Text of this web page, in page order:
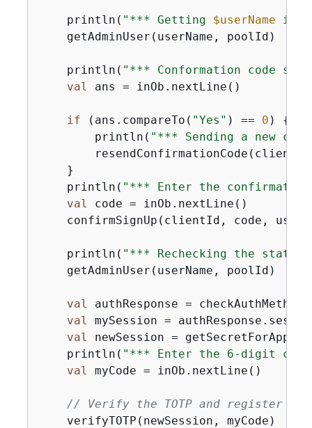
    println(
"*** Getting $userName in
    getAdminUser(userName, poolId)
    println(
"*** Conformation code
val ans = inOb.nextLine()
if (ans.compareTo( "Yes" ) == 0 ) {
        println(
"*** Sending a new
    }
    println(
"*** Enter the confirmation
val code = inOb.nextLine()
confirmSignUp(clientId, code,
    println(
"*** Rechecking the
    getAdminUser(userName, poolId)
val authResponse =
val mySession =
val newSession =
    println(
"*** Enter the 6-digit code
val myCode = inOb.nextLine()
// Verify the TOTP and register for
    verifyTOTP(newSession, myCode)